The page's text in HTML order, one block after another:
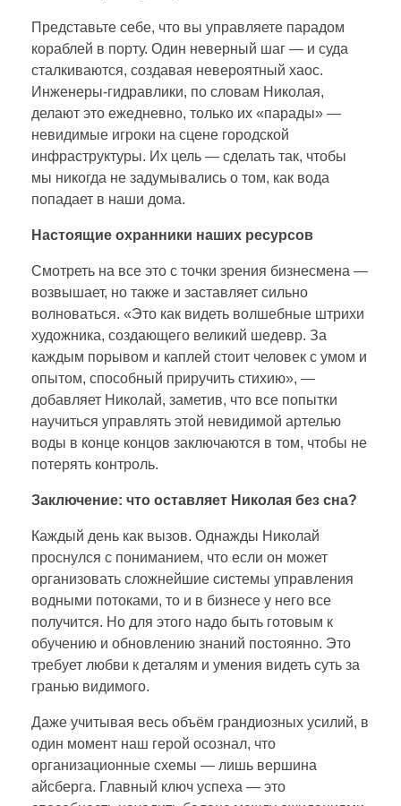
Представьте себе, что вы управляете парадом
кораблей в порту. Один неверный шаг — и суда
сталкиваются, создавая невероятный хаос.
Инженеры-гидравлики, по словам Николая,
делают это ежедневно, только их «парады» —
невидимые игроки на сцене городской
инфраструктуры. Их цель — сделать так, чтобы
мы никогда не задумывались о том, как вода
попадает в наши дома.
Настоящие охранники наших ресурсов
Смотреть на все это с точки зрения бизнесмена —
возвышает, но также и заставляет сильно
волноваться. «Это как видеть волшебные штрихи
художника, создающего великий шедевр. За
каждым порывом и каплей стоит человек с умом и
опытом, способный приручить стихию», —
добавляет Николай, заметив, что все попытки
научиться управлять этой невидимой артелью
воды в конце концов заключаются в том, чтобы не
потерять контроль.
Заключение: что оставляет Николая без сна?
Каждый день как вызов. Однажды Николай
проснулся с пониманием, что если он может
организовать сложнейшие системы управления
водными потоками, то и в бизнесе у него все
получится. Но для этого надо быть готовым к
обучению и обновлению знаний постоянно. Это
требует любви к деталям и умения видеть суть за
гранью видимого.
Даже учитывая весь объём грандиозных усилий, в
один момент наш герой осознал, что
организационные схемы — лишь вершина
айсберга. Главный ключ успеха — это